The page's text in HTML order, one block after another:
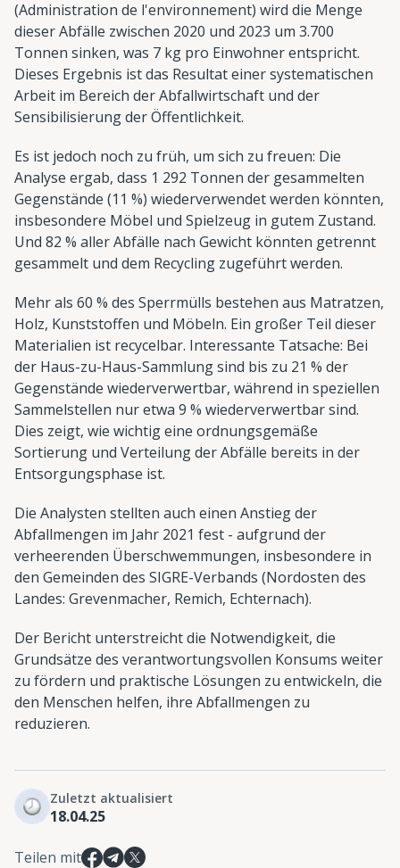
(Administration de l'environnement) wird die Menge
dieser Abfälle zwischen 2020 und 2023 um 3.700
Tonnen sinken, was 7 kg pro Einwohner entspricht.
Dieses Ergebnis ist das Resultat einer systematischen
Arbeit im Bereich der Abfallwirtschaft und der
Sensibilisierung der Öffentlichkeit.
Es ist jedoch noch zu früh, um sich zu freuen: Die
Analyse ergab, dass 1 292 Tonnen der gesammelten
Gegenstände (11 %) wiederverwendet werden könnten,
insbesondere Möbel und Spielzeug in gutem Zustand.
Und 82 % aller Abfälle nach Gewicht könnten getrennt
gesammelt und dem Recycling zugeführt werden.
Mehr als 60 % des Sperrmülls bestehen aus Matratzen,
Holz, Kunststoffen und Möbeln. Ein großer Teil dieser
Materialien ist recycelbar. Interessante Tatsache: Bei
der Haus-zu-Haus-Sammlung sind bis zu 21 % der
Gegenstände wiederverwertbar, während in speziellen
Sammelstellen nur etwa 9 % wiederverwertbar sind.
Dies zeigt, wie wichtig eine ordnungsgemäße
Sortierung und Verteilung der Abfälle bereits in der
Entsorgungsphase ist.
Die Analysten stellten auch einen Anstieg der
Abfallmengen im Jahr 2021 fest - aufgrund der
verheerenden Überschwemmungen, insbesondere in
den Gemeinden des SIGRE-Verbands (Nordosten des
Landes: Grevenmacher, Remich, Echternach).
Der Bericht unterstreicht die Notwendigkeit, die
Grundsätze des verantwortungsvollen Konsums weiter
zu fördern und praktische Lösungen zu entwickeln, die
den Menschen helfen, ihre Abfallmengen zu
reduzieren.
Zuletzt aktualisiert
18.04.25
Teilen mit